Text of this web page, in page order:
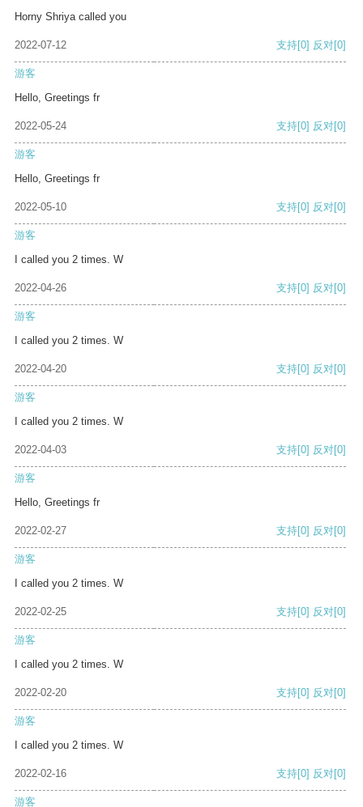
Horny Shriya called you
2022-07-12 支持[0] 反对[0]
游客
Hello, Greetings fr
2022-05-24 支持[0] 反对[0]
游客
Hello, Greetings fr
2022-05-10 支持[0] 反对[0]
游客
I called you 2 times. W
2022-04-26 支持[0] 反对[0]
游客
I called you 2 times. W
2022-04-20 支持[0] 反对[0]
游客
I called you 2 times. W
2022-04-03 支持[0] 反对[0]
游客
Hello, Greetings fr
2022-02-27 支持[0] 反对[0]
游客
I called you 2 times. W
2022-02-25 支持[0] 反对[0]
游客
I called you 2 times. W
2022-02-20 支持[0] 反对[0]
游客
I called you 2 times. W
2022-02-16 支持[0] 反对[0]
游客